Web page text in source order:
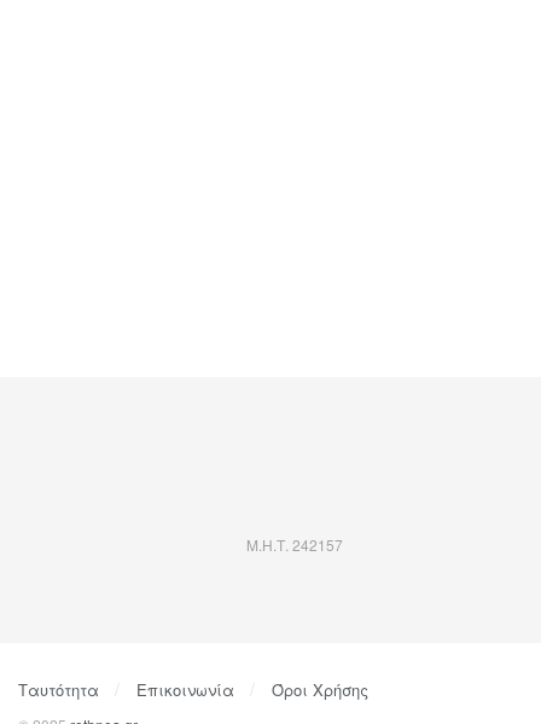
Μ.Η.Τ. 242157
Ταυτότητα Επικοινωνία Όροι Χρήσης